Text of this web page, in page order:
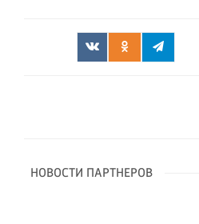
НОВОСТИ ПАРТНЕРОВ